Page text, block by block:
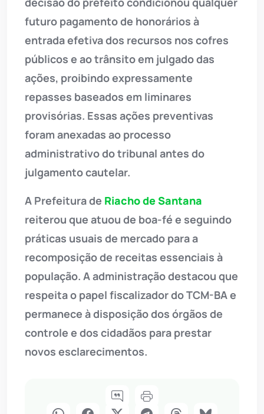
futuro pagamento de honorários à
entrada efetiva dos recursos nos cofres
públicos e ao trânsito em julgado das
ações, proibindo expressamente
repasses baseados em liminares
provisórias. Essas ações preventivas
foram anexadas ao processo
administrativo do tribunal antes do
julgamento cautelar.
A Prefeitura de Riacho de Santana
reiterou que atuou de boa-fé e seguindo
práticas usuais de mercado para a
recomposição de receitas essenciais à
população. A administração destacou que
respeita o papel fiscalizador do TCM-BA e
permanece à disposição dos órgãos de
controle e dos cidadãos para prestar
novos esclarecimentos.